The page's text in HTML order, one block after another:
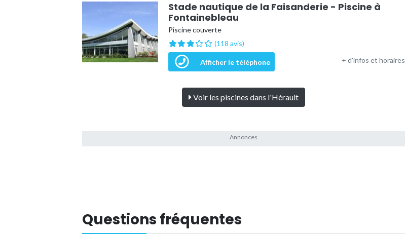
Stade nautique de la Faisanderie - Piscine à
Fontainebleau
Piscine couverte
(118 avis)
Afficher le téléphone + d'infos et horaires
Voir les piscines dans l'Hérault
Questions fréquentes